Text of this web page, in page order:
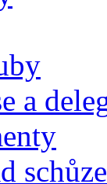
a
schůze